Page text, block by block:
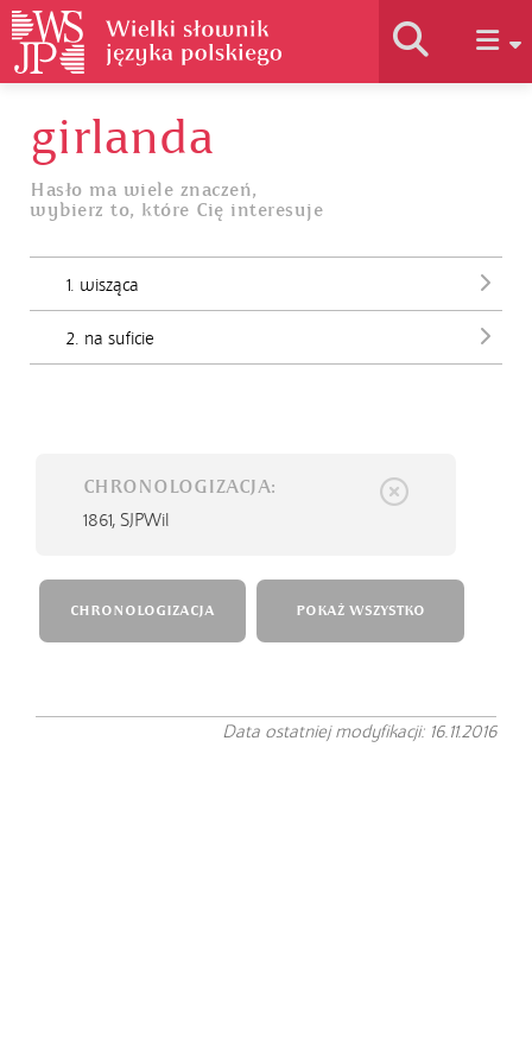
Historia słownika
Jak korzystać
girlanda
Hasło ma wiele znaczeń,
wybierz to, które Cię interesuje
1. wisząca
2. na suficie
CHRONOLOGIZACJA:
1861, SJPWil
CHRONOLOGIZACJA POKAŻ WSZYSTKO
Data ostatniej modyfikacji: 16.11.2016